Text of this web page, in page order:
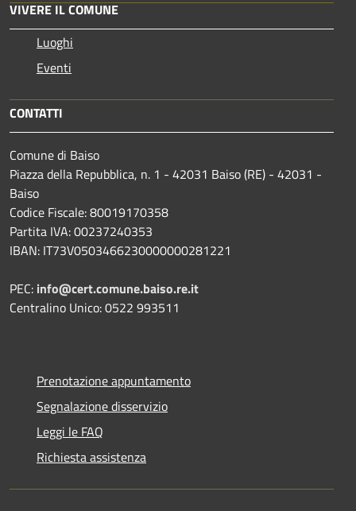
VIVERE IL COMUNE
Luoghi
Eventi
CONTATTI
Comune di Baiso
Piazza della Repubblica, n. 1 - 42031 Baiso (RE) - 42031 -
Baiso
Codice Fiscale: 80019170358
Partita IVA: 00237240353
IBAN: IT73V0503466230000000281221
PEC: info@cert.comune.baiso.re.it
Centralino Unico: 0522 993511
Prenotazione appuntamento
Segnalazione disservizio
Leggi le FAQ
Richiesta assistenza